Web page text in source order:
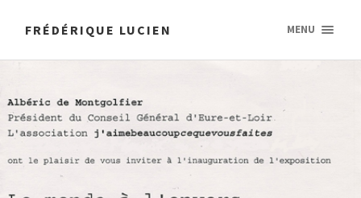
FRÉDÉRIQUE LUCIEN MENU